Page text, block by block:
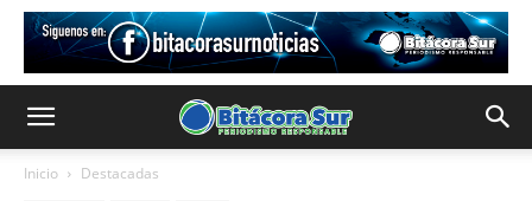
Inicio Destacadas